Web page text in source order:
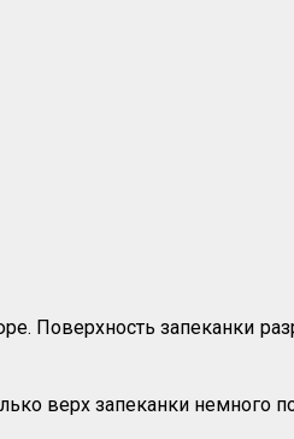
Поверхность запеканки
верх запеканки немного